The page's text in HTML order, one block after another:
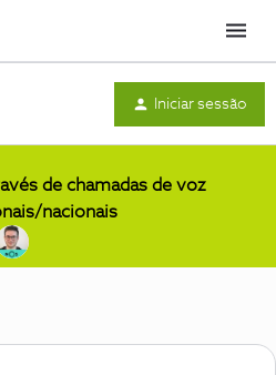
Menu
Iniciar sessão
de chamadas de voz
nacionais